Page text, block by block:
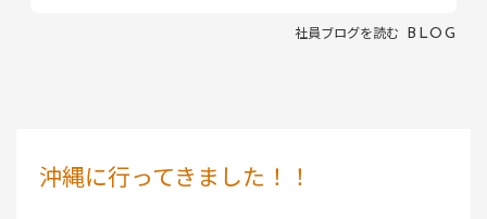
社員ブログを読む BLOG
沖縄に行ってきました！！